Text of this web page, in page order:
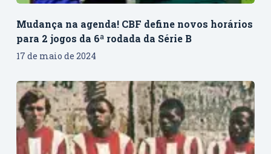
Mudança na agenda! CBF define novos horários
para 2 jogos da 6ª rodada da Série B
17 de maio de 2024